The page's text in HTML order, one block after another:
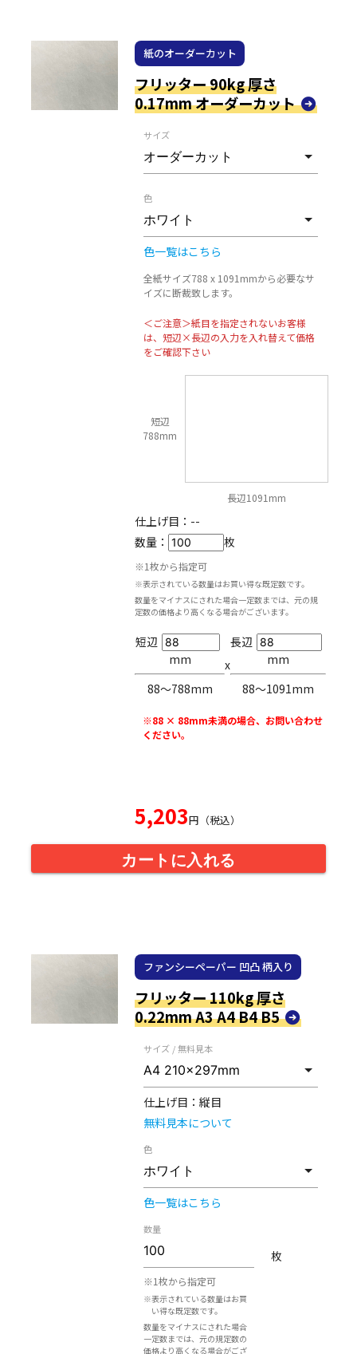
紙のオーダーカット
フリッター 90kg 厚さ
0.17mm オーダーカット
サイズ
色
色一覧はこちら
全紙サイズ788 x 1091mmから必要なサ
イズに断裁致します。
＜ご注意＞紙目を指定されないお客様
は、短辺×長辺の入力を入れ替えて価格
をご確認下さい
短辺
788mm
長辺1091mm
仕上げ目： --
数量：
枚
※1枚から指定可
※表示されている数量はお買い得な既定数です。
数量をマイナスにされた場合一定数までは、元の規
定数の価格より高くなる場合がございます。
短辺
mm
88〜788mm
x
長辺
mm
88〜1091mm
※88 × 88mm未満の場合、お問い合わせ
ください。
5,203円（税込）
カートに入れる
ファンシーペーパー 凹凸 柄入り
フリッター 110kg 厚さ
0.22mm A3 A4 B4 B5
サイズ / 無料見本
仕上げ目： 縦目
無料見本について
色
色一覧はこちら
数量
※1枚から指定可
※表示されている数量はお買
い得な既定数です。
数量をマイナスにされた場合
一定数までは、元の規定数の
価格より高くなる場合がござ
枚